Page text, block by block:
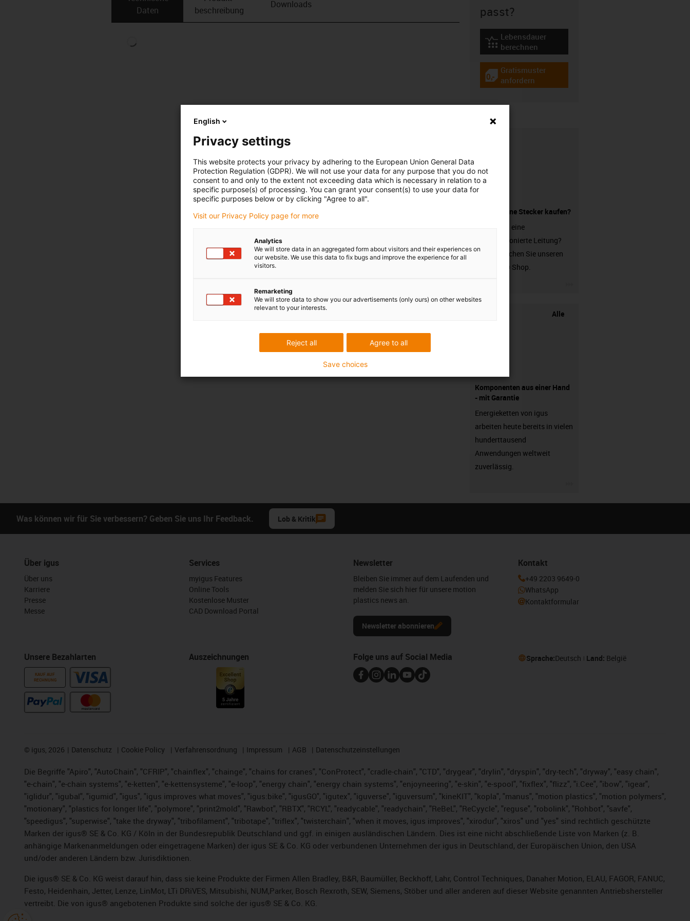
Daten
beschreibung
Downloads
passt?
igus-icon-lebensdauerrechner
Lebensdauer
berechnen
igus-icon-gratismuster
Gratismuster
anfordern
Leitung ohne Stecker kaufen?
Sie suchen eine
unkonfektionierte Leitung?
Dann besuchen Sie unseren
chainflex® Shop.
Alle
Komponenten aus einer Hand
- mit Garantie
Energieketten von igus
arbeiten heute bereits in vielen
hunderttausend
Anwendungen weltweit
zuverlässig.
Was können wir für Sie verbessern? Geben Sie uns Ihr Feedback. Lob & Kritik
Über igus
Über uns
Karriere
Presse
Messe
Unsere Bezahlarten
KAUF AUF
RECHNUNG
Services
myigus Features
Online Tools
Kostenlose Muster
CAD Download Portal
Auszeichnungen
Newsletter
Bleiben Sie immer auf dem Laufenden und
melden Sie sich hier für unsere motion
plastics news an.
Newsletter abonnieren
Kontakt
+49 2203 9649-0
WhatsApp
Kontaktformular
Folge uns auf Social Media Sprache:Deutsch Land: België
© igus, 2026 Datenschutz Cookie Policy Verfahrensordnung Impressum AGB Datenschutzeinstellungen
Die Begriffe "Apiro", "AutoChain", "CFRIP", "chainflex", "chainge", "chains for cranes", "ConProtect", "cradle-chain", "CTD", "drygear", "drylin", "dryspin", "dry-tech", "dryway", "easy chain",
"e-chain", "e-chain systems", "e-ketten", "e-kettensysteme", "e-loop", "energy chain", "energy chain systems", "enjoyneering", "e-skin", "e-spool", "fixflex", "flizz", "i.Cee", "ibow", "igear",
"iglidur", "igubal", "igumid", "igus", "igus improves what moves", "igus:bike", "igusGO", "igutex", "iguverse", "iguversum", "kineKIT", "kopla", "manus", "motion plastics", "motion polymers",
"motionary", "plastics for longer life", "polymore", "print2mold", "Rawbot", "RBTX", "RCYL", "readycable", "readychain", "ReBeL", "ReCyycle", "reguse", "robolink", "Rohbot", "savfe",
"speedigus", "superwise", "take the dryway", "tribofilament", "tribotape", "triflex", "twisterchain", "when it moves, igus improves", "xirodur", "xiros" und "yes" sind rechtlich geschützte
Marken der igus® SE & Co. KG / Köln in der Bundesrepublik Deutschland und ggf. in einigen ausländischen Ländern. Dies ist eine nicht abschließende Liste von Marken (z. B.
anhängige Markenanmeldungen oder eingetragene Marken) der igus SE & Co. KG oder verbundenen Unternehmen der igus in Deutschland, der Europäischen Union, den USA
und/oder anderen Ländern bzw. Jurisdiktionen.
Die igus® SE & Co. KG weist darauf hin, dass sie keine Produkte der Firmen Allen Bradley, B&R, Baumüller, Beckhoff, Lahr, Control Techniques, Danaher Motion, ELAU, FAGOR, FANUC,
Festo, Heidenhain, Jetter, Lenze, LinMot, LTi DRiVES, Mitsubishi, NUM,Parker, Bosch Rexroth, SEW, Siemens, Stöber und aller anderen auf dieser Website genannten Antriebshersteller
vertreibt. Die von igus® angebotenen Produkte sind solche der igus® SE & Co. KG.
English
Privacy settings
This website protects your privacy by adhering to the European Union General Data
Protection Regulation (GDPR). We will not use your data for any purpose that you do not
consent to and only to the extent not exceeding data which is necessary in relation to a
specific purpose(s) of processing. You can grant your consent(s) to use your data for
specific purposes below or by clicking "Agree to all".
Visit our Privacy Policy page for more
Analytics
We will store data in an aggregated form about visitors and their experiences on
our website. We use this data to fix bugs and improve the experience for all
visitors.
Remarketing
We will store data to show you our advertisements (only ours) on other websites
relevant to your interests.
Agree to all
Reject all
Save choices